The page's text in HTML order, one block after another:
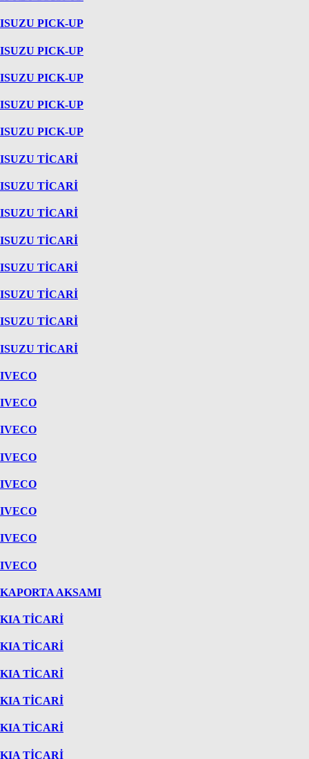
ISUZU PICK-UP
ISUZU PICK-UP
ISUZU PICK-UP
ISUZU PICK-UP
ISUZU PICK-UP
ISUZU TİCARİ
ISUZU TİCARİ
ISUZU TİCARİ
ISUZU TİCARİ
ISUZU TİCARİ
ISUZU TİCARİ
ISUZU TİCARİ
ISUZU TİCARİ
IVECO
IVECO
IVECO
IVECO
IVECO
IVECO
IVECO
IVECO
KAPORTA AKSAMI
KIA TİCARİ
KIA TİCARİ
KIA TİCARİ
KIA TİCARİ
KIA TİCARİ
KIA TİCARİ